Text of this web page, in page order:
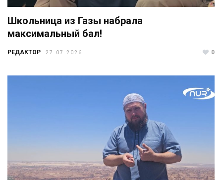
Школьница из Газы набрала
максимальный бал!
РЕДАКТОР 27.07.2026 0